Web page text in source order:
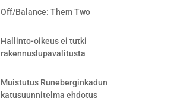
Off/Balance: Them Two
Hallinto-oikeus ei tutki
rakennuslupavalitusta
Muistutus Runeberginkadun
katusuunnitelma ehdotus